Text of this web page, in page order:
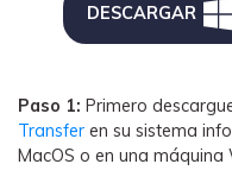
DESCARGAR
Paso 1: Primero
Transfer en su sistema
MacOS o en una máquina